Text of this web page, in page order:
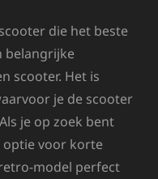
die het beste
belangrijke
scooter. Het is
je de scooter
je op zoek bent
optie voor korte
model perfect